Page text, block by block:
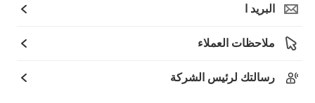
البريد ا
ملاحظات العملاء
رسالتك لرئيس الشركة